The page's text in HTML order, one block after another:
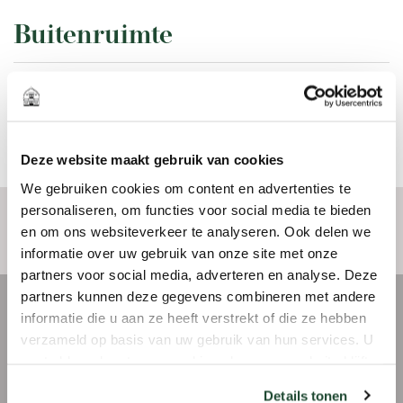
Deze website maakt gebruik van cookies
We gebruiken cookies om content en advertenties te
personaliseren, om functies voor social media te bieden
en om ons websiteverkeer te analyseren. Ook delen we
informatie over uw gebruik van onze site met onze
partners voor social media, adverteren en analyse. Deze
partners kunnen deze gegevens combineren met andere
informatie die u aan ze heeft verstrekt of die ze hebben
verzameld op basis van uw gebruik van hun services. U
Details tonen
Tweede verdieping:
De tweede verdieping is via een vaste trap
aan de voor- en achterzijde gelegen. Ook treft u
voorzien van een ligbad, inloopdouche,
wastafelmeubel en designradiator. Op de
overloop bevindt zich een vaste kast met de
opstelplaats van de HR-combiketel.
Tuin
Vanuit de woonkamer op de begane grond is er
toegang tot een besloten zonneterras. De diepe
geeft zowel ruimte aan zonliefhebbers als
Buitenruimte
Schuur
Locatie
KAART STREETVIEW